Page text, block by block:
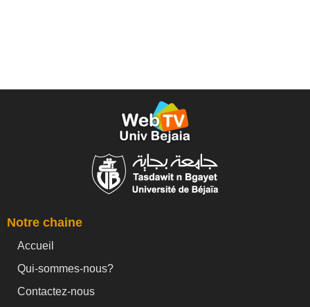
Notre chaine
Accueil
Qui-sommes-nous?
Contactez-nous